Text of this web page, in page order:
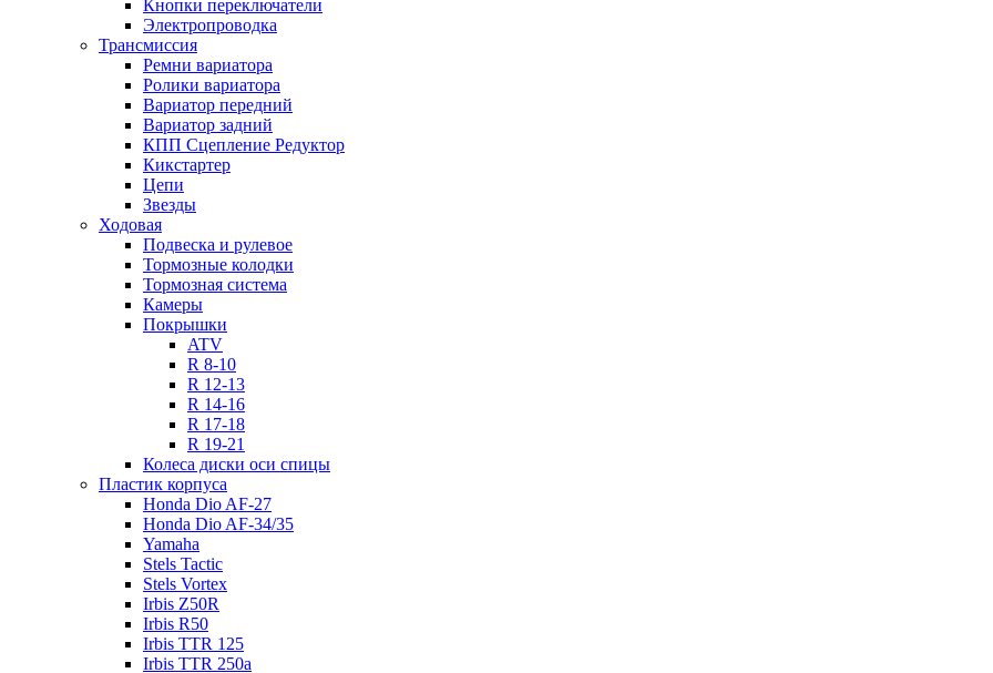
Кнопки переключатели
Электропроводка
Трансмиссия
Ремни вариатора
Ролики вариатора
Вариатор передний
Вариатор задний
КПП Сцепление Редуктор
Кикстартер
Цепи
Звезды
Ходовая
Подвеска и рулевое
Тормозные колодки
Тормозная система
Камеры
Покрышки
ATV
R 8-10
R 12-13
R 14-16
R 17-18
R 19-21
Колеса диски оси спицы
Пластик корпуса
Honda Dio AF-27
Honda Dio AF-34/35
Yamaha
Stels Tactic
Stels Vortex
Irbis Z50R
Irbis R50
Irbis TTR 125
Irbis TTR 250a